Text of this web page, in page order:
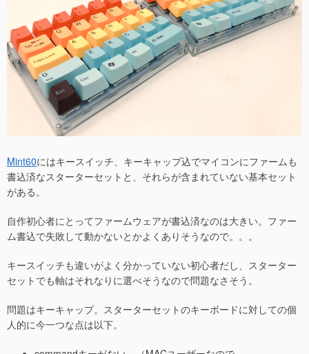
Mint60にはキースイッチ、キーキャップ込でマイコンにファームも
書込済なスターターセットと、それらが含まれていない基本セット
がある。
自作初心者にとってファームウェアが書込済なのは大きい。ファー
ム書込で失敗して動かないとかよくありそうなので。。。
キースイッチも違いがよく分かっていない初心者だし、スターター
セットでも軸はそれなりに選べそうなので問題なさそう。
問題はキーキャップ。スターターセットのキーボードに対しての個
人的に今一つな点は以下。